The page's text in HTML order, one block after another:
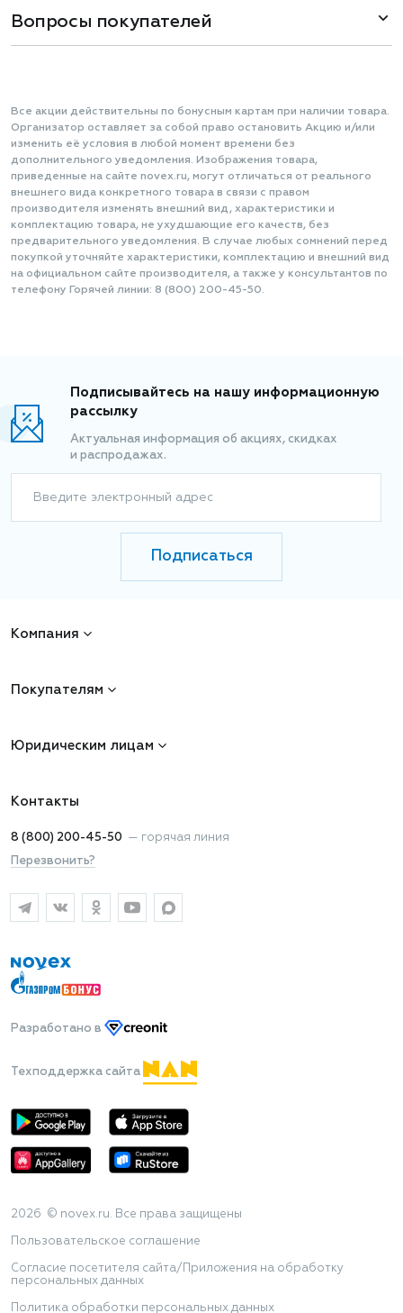
Вопросы покупателей
Все акции действительны по бонусным картам при наличии товара.
Организатор оставляет за собой право остановить Акцию и/или
изменить её условия в любой момент времени без
дополнительного уведомления. Изображения товара,
приведенные на сайте novex.ru, могут отличаться от реального
внешнего вида конкретного товара в связи с правом
производителя изменять внешний вид, характеристики и
комплектацию товара, не ухудшающие его качеств, без
предварительного уведомления. В случае любых сомнений перед
покупкой уточняйте характеристики, комплектацию и внешний вид
на официальном сайте производителя, а также у консультантов по
телефону Горячей линии: 8 (800) 200-45-50.
Подписывайтесь на нашу информационную
рассылку
Актуальная информация об акциях, скидках
и распродажах.
Введите электронный адрес
Подписаться
Компания
Покупателям
Юридическим лицам
Контакты
8 (800) 200-45-50 — горячая линия
Перезвонить?
Разработано в
Техподдержка сайта
2026 © novex.ru. Все права защищены
Пользовательское соглашение
Согласие посетителя сайта/Приложения на обработку
персональных данных
Политика обработки персональных данных